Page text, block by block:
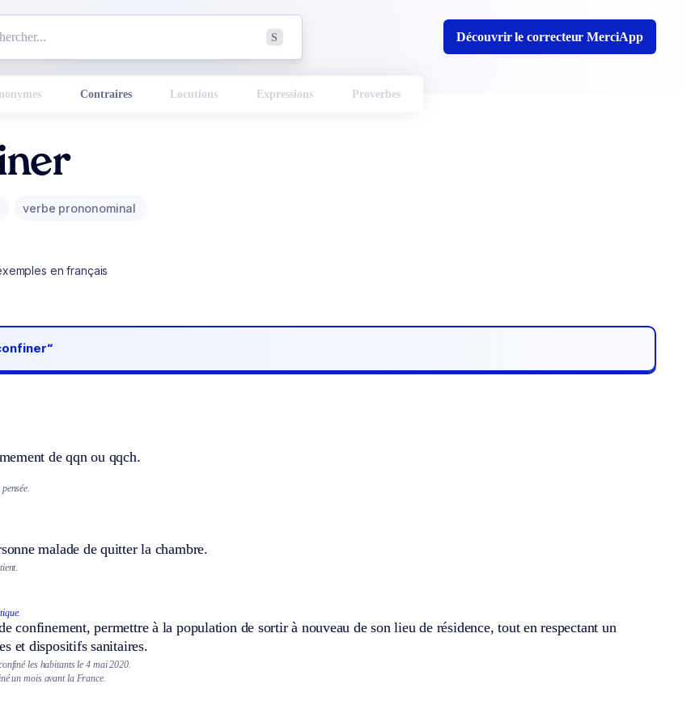
S Découvrir le correcteur MerciApp
Contraires Locutions Expressions Proverbes
verbe prononominal
en français
de qqn ou qqch.
malade de quitter la chambre.
confinement, permettre à la population de sortir à nouveau de son lieu de résidence, tout en respectant un
et dispositifs sanitaires.
les habitants le 4 mai 2020.
un mois avant la France.